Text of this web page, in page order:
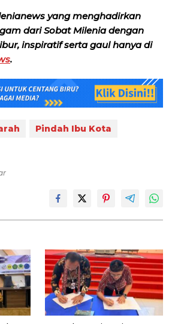
yang menghadirkan
dari Sobat Milenia dengan
inspiratif serta gaul hanya di
.
Pindah Ibu Kota